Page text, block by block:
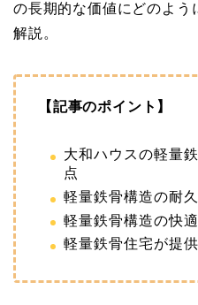
の長期的な価値にどのよう
解説。
【記事のポイント】
大和ハウスの軽量
点
軽量鉄骨構造の耐
軽量鉄骨構造の快
軽量鉄骨住宅が提